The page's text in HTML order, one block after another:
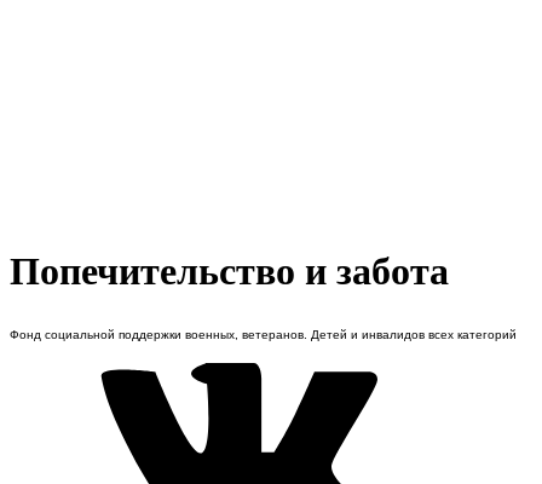
Попечительство и забота
Фонд социальной поддержки военных, ветеранов. Детей и инвалидов всех категорий